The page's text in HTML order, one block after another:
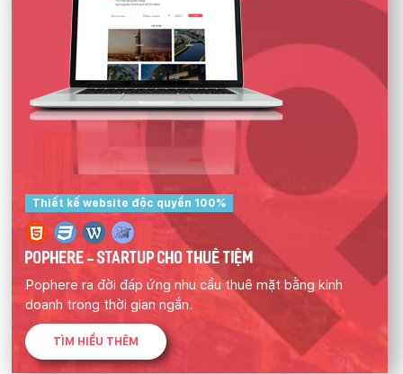
Thiết kế website độc quyền 100%
POPHERE - STARTUP CHO THUÊ TIỆM
Pophere ra đời đáp ứng nhu cầu thuê mặt bằng kinh
doanh trong thời gian ngắn.
TÌM HIỂU THÊM